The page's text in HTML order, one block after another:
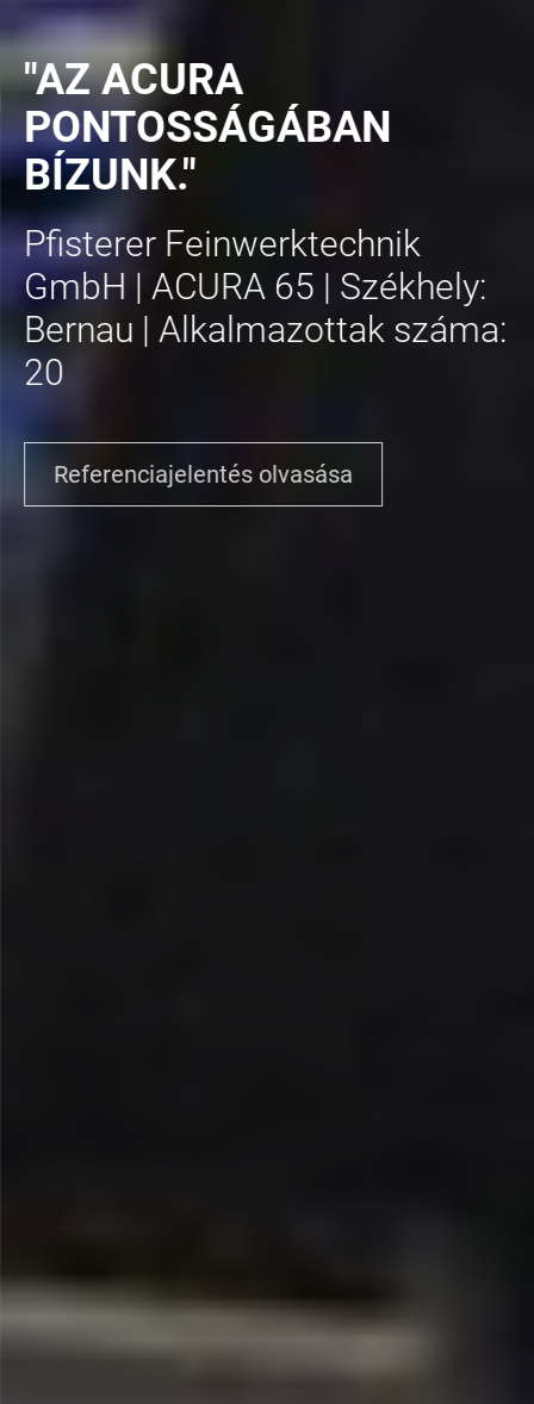
"AZ ACURA
PONTOSSÁGÁBAN
BÍZUNK."
Pfisterer Feinwerktechnik
GmbH | ACURA 65 | Székhely:
Bernau | Alkalmazottak száma:
20
Referenciajelentés olvasása